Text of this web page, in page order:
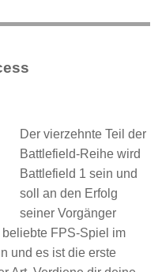
Der vierzehnte Teil der
Battlefield-Reihe wird
Battlefield 1 sein und
soll an den Erfolg
seiner Vorgänger
FPS-Spiel im
und es ist die erste